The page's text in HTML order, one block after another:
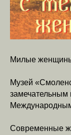
Милые
Музей
замечательным
Современные